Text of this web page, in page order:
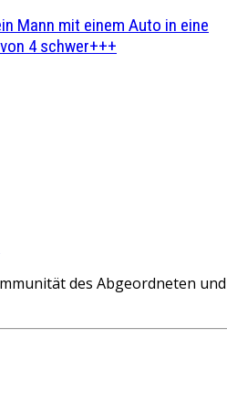
Mann mit einem Auto in eine
4 schwer+++
des Abgeordneten